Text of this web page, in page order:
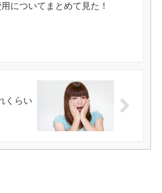
についてまとめて見た！
くらい